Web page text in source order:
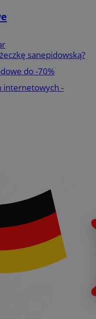
sanepidowską?
do -70%
internetowych -